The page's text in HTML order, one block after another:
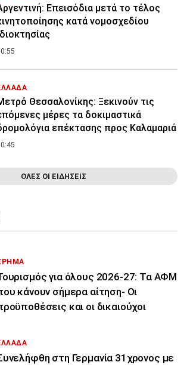
Επεισόδια μετά το τέλος
κατά νομοσχεδίου
Θεσσαλονίκης: Ξεκινούν τις
μέρες τα δοκιμαστικά
επέκτασης προς Καλαμαριά
ΟΛΕΣ ΟΙ ΕΙΔΗΣΕΙΣ
για όλους 2026-27: Τα ΑΦΜ
κάνουν σήμερα αίτηση- Οι
και οι δικαιούχοι
στη Γερμανία 31χρονος με